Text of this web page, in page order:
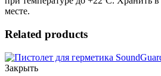
месте.
Related products
Закрыть